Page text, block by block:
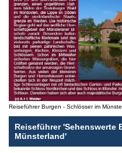
Reiseführer Burgen - Schlösser im
Reiseführer 'Sehenswerte
Münsterland'